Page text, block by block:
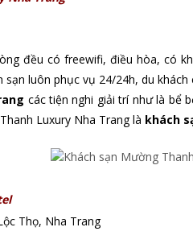
đều có freewifi, điều hòa, có
sạn luôn phục vụ 24/24h, du
các tiện nghi giải trí như là bể
Luxury Nha Trang là khách
Thọ, Nha Trang